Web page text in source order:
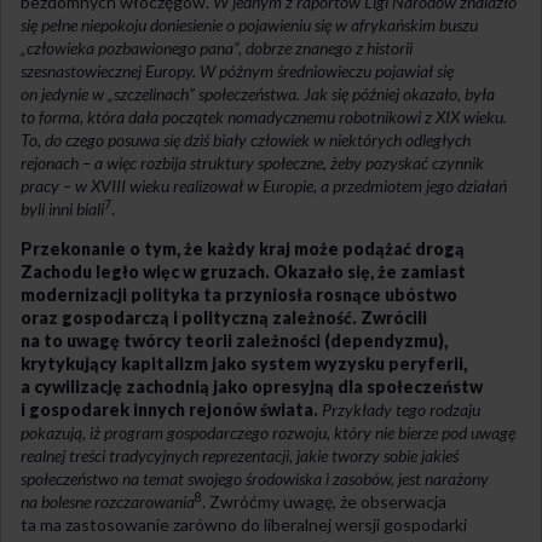
się pełne niepokoju doniesienie o pojawieniu się w afrykańskim buszu
„człowieka pozbawionego pana”, dobrze znanego z historii
szesnastowiecznej Europy. W późnym średniowieczu pojawiał się
on jedynie w „szczelinach” społeczeństwa. Jak się później okazało, była
to forma, która dała początek nomadycznemu robotnikowi z XIX wieku.
To, do czego posuwa się dziś biały człowiek w niektórych odległych
rejonach – a więc rozbija struktury społeczne, żeby pozyskać czynnik
pracy – w XVIII wieku realizował w Europie, a przedmiotem jego działań
byli inni biali7.
Przekonanie o tym, że każdy kraj może podążać drogą
Zachodu legło więc w gruzach. Okazało się, że zamiast
modernizacji polityka ta przyniosła rosnące ubóstwo
oraz gospodarczą i polityczną zależność. Zwrócili
na to uwagę twórcy teorii zależności (dependyzmu),
krytykujący kapitalizm jako system wyzysku peryferii,
a cywilizację zachodnią jako opresyjną dla społeczeństw
i gospodarek innych rejonów świata. Przykłady tego rodzaju
pokazują, iż program gospodarczego rozwoju, który nie bierze pod uwagę
realnej treści tradycyjnych reprezentacji, jakie tworzy sobie jakieś
społeczeństwo na temat swojego środowiska i zasobów, jest narażony
na bolesne rozczarowania8. Zwróćmy uwagę, że obserwacja
ta ma zastosowanie zarówno do liberalnej wersji gospodarki